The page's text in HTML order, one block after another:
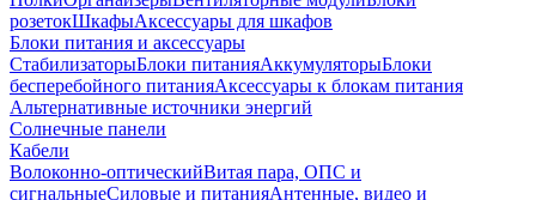
розетокШкафыАксессуары для шкафов
Блоки питания и аксессуары
СтабилизаторыБлоки питанияАккумуляторыБлоки
бесперебойного питанияАксессуары к блокам питания
Альтернативные источники энергий
Солнечные панели
Кабели
Волоконно-оптическийВитая пара, ОПС и
сигнальныеСиловые и питанияАнтенные, видео и